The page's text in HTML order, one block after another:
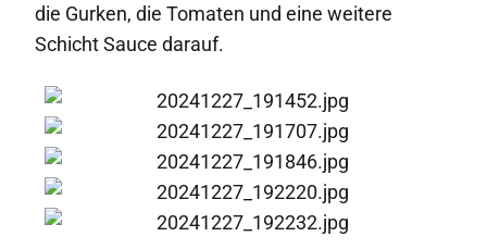
die Gurken, die Tomaten und eine weitere
Schicht Sauce darauf.